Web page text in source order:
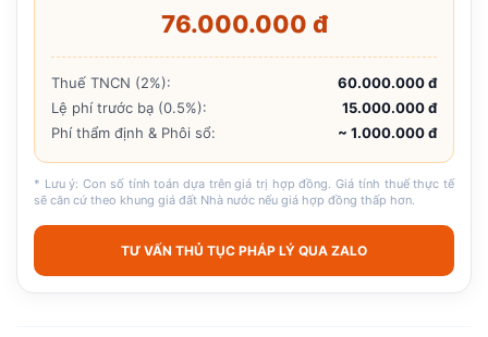
76.000.000 đ
Thuế TNCN (2%):
60.000.000 đ
Lệ phí trước bạ (0.5%):
15.000.000 đ
Phí thẩm định & Phôi sổ:
~ 1.000.000 đ
* Lưu ý: Con số tính toán dựa trên giá trị hợp đồng. Giá tính thuế thực tế
sẽ căn cứ theo khung giá đất Nhà nước nếu giá hợp đồng thấp hơn.
TƯ VẤN THỦ TỤC PHÁP LÝ QUA ZALO